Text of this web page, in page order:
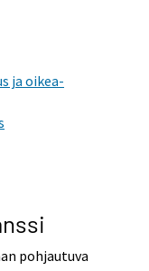
ja oikea-
pohjautuva